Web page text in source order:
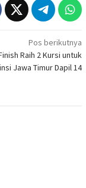
Pos berikutnya
Raih 2 Kursi untuk
Jawa Timur Dapil 14